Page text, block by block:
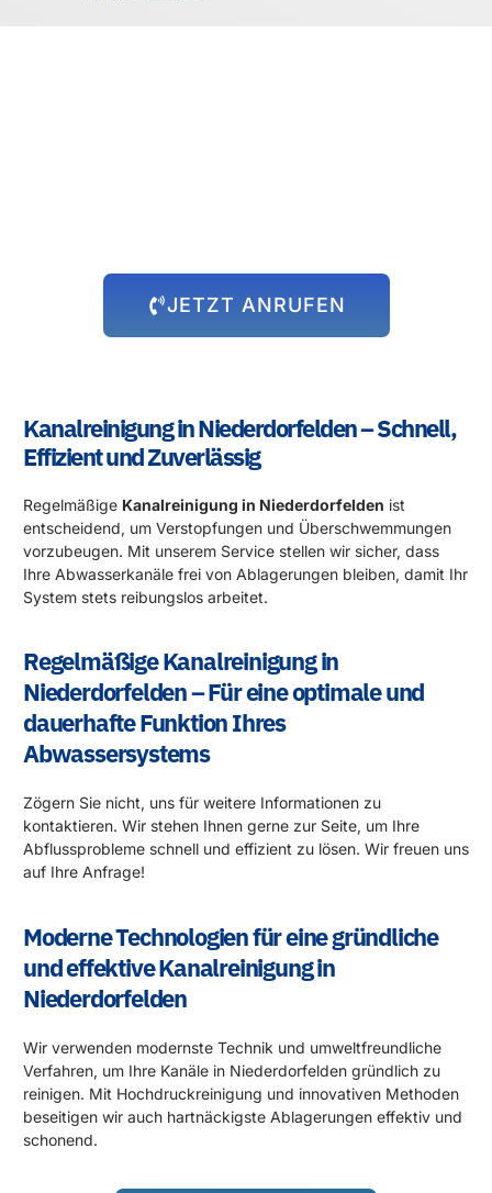
JETZT ANRUFEN
Kanalreinigung in Niederdorfelden – Schnell,
Effizient und Zuverlässig
Regelmäßige Kanalreinigung in Niederdorfelden ist
entscheidend, um Verstopfungen und Überschwemmungen
vorzubeugen. Mit unserem Service stellen wir sicher, dass
Ihre Abwasserkanäle frei von Ablagerungen bleiben, damit Ihr
System stets reibungslos arbeitet.
Regelmäßige Kanalreinigung in
Niederdorfelden – Für eine optimale und
dauerhafte Funktion Ihres
Abwassersystems
Zögern Sie nicht, uns für weitere Informationen zu
kontaktieren. Wir stehen Ihnen gerne zur Seite, um Ihre
Abflussprobleme schnell und effizient zu lösen. Wir freuen uns
auf Ihre Anfrage!
Moderne Technologien für eine gründliche
und effektive Kanalreinigung in
Niederdorfelden
Wir verwenden modernste Technik und umweltfreundliche
Verfahren, um Ihre Kanäle in Niederdorfelden gründlich zu
reinigen. Mit Hochdruckreinigung und innovativen Methoden
beseitigen wir auch hartnäckigste Ablagerungen effektiv und
schonend.